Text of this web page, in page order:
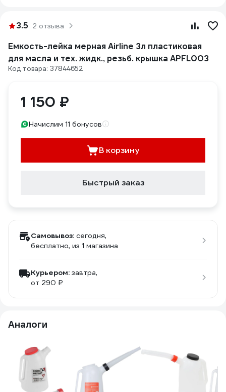
3.5 2 отзыва
Емкость-лейка мерная Airline 3л пластиковая
для масла и тех. жидк., резьб. крышка APFL003
Код товара: 37844652
1 150 ₽
Начислим 11 бонусов
В корзину
Быстрый заказ
Самовывоз: сегодня,
бесплатно, из 1 магазина
Курьером: завтра,
от 290 ₽
Аналоги